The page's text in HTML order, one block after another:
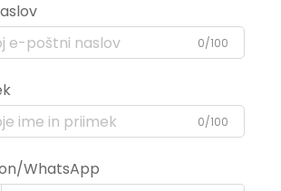
0/100
0/100
WhatsApp